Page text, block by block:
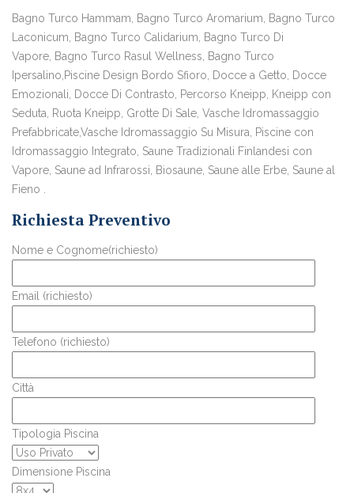
Bagno Turco Hammam, Bagno Turco Aromarium, Bagno Turco
Laconicum, Bagno Turco Calidarium, Bagno Turco Di
Vapore, Bagno Turco Rasul Wellness, Bagno Turco
Ipersalino,Piscine Design Bordo Sfioro, Docce a Getto, Docce
Emozionali, Docce Di Contrasto, Percorso Kneipp, Kneipp con
Seduta, Ruota Kneipp, Grotte Di Sale, Vasche Idromassaggio
Prefabbricate,Vasche Idromassaggio Su Misura, Piscine con
Idromassaggio Integrato, Saune Tradizionali Finlandesi con
Vapore, Saune ad Infrarossi, Biosaune, Saune alle Erbe, Saune al
Fieno .
Richiesta Preventivo
Nome e Cognome(richiesto)
Email (richiesto)
Telefono (richiesto)
Città
Tipologia Piscina
Dimensione Piscina